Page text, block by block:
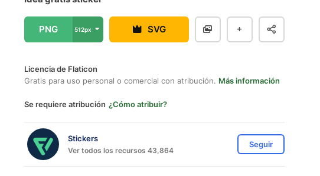
PNG 512px SVG
Licencia de Flaticon
Gratis para uso personal o comercial con atribución. Más información
Se requiere atribución ¿Cómo atribuir?
Stickers
Ver todos los recursos 43,864
Seguir